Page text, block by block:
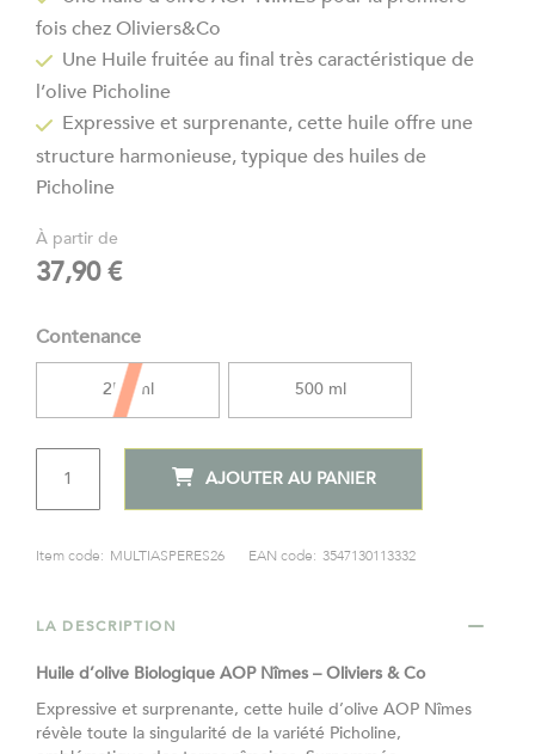
the
beginning
of
the
images
gallery
fois chez Oliviers&Co
Une Huile fruitée au final très caractéristique de
l’olive Picholine
Expressive et surprenante, cette huileoffre une
structure harmonieuse, typique des huiles de
Picholine
À partir de
37,90 €
Contenance
250 ml 500 ml
QTÉ
AJOUTER AU PANIER
Item code: MULTIASPERES26 EAN code: 3547130113332
LA DESCRIPTION
Huile d’olive Biologique AOP Nîmes – Oliviers & Co​
Expressive et surprenante, cette huile d’olive AOP Nîmes
révèle toute la singularité de la variété Picholine,